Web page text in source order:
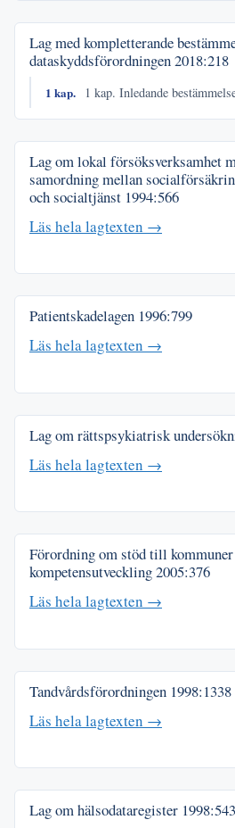
Lag med kompletterande
dataskyddsförordningen2018:218
1 kap. 1 kap. Inledande
Lag om lokal försöksverksamhet
samordning mellan
och socialtjänst 1994:566
Läs hela lagtexten →
Patientskadelagen 1996:799
Läs hela lagtexten →
Lag om rättspsykiatrisk
Läs hela lagtexten →
Förordning om stöd till
kompetensutveckling2005:376
Läs hela lagtexten →
Tandvårdsförordningen 1998:1338
Läs hela lagtexten →
Lag om hälsodataregister 1998:543